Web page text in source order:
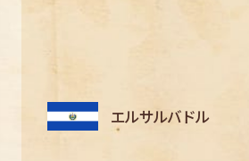
エルサルバドル